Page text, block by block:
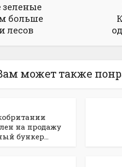
больше
лесов
может также
на продажу
бункер...